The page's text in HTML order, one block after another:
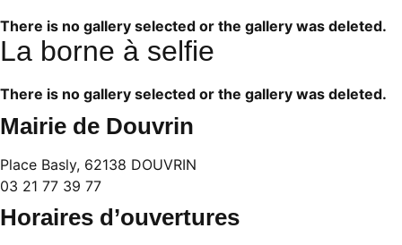
There is no gallery selected or the gallery was deleted.
La borne à selfie
There is no gallery selected or the gallery was deleted.
Mairie de Douvrin
Place Basly, 62138 DOUVRIN
03 21 77 39 77
Horaires d’ouvertures